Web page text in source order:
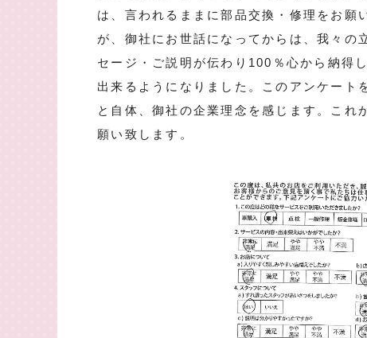
は、言われるままに部品交換・修理をお願
が、御社にお世話になってからは、我々の
セージ・ご説明が伝わり100％心から納得
出来るようになりました。このアンケート
と自体、御社の企業理念を感じます。これ
願い致します。